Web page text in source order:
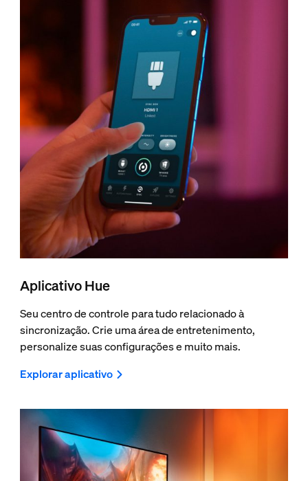
Aplicativo Hue
Seu centro de controle para tudo relacionado à
sincronização. Crie uma área de entretenimento,
personalize suas configurações e muito mais.
Explorar aplicativo